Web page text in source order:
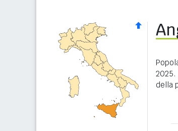
della